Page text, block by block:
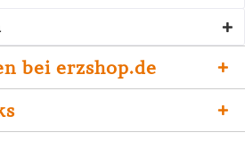
bei erzshop.de